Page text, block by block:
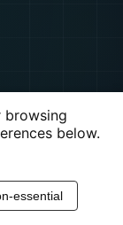
browsing
below.
essential